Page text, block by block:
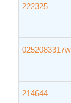
222325
0252083317w
214644